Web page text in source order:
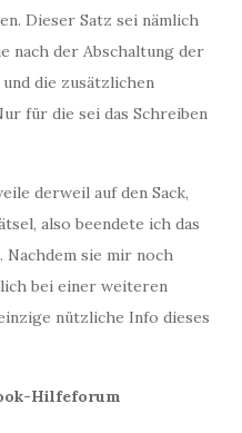
Dieser Satz sei nämlich
nach der Abschaltung der
die zusätzlichen
für die sei das Schreiben
derweil auf den Sack,
also beendete ich das
Nachdem sie mir noch
bei einer weiteren
nützliche Info dieses
Hilfeforum